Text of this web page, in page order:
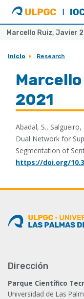
ULPGC
Ir
al
Marcello Ruiz, Javier
Inicio Research
2021
Abadal, S.,
Dual Network for
Segmentation of
https://doi.org/
Dirección
Parque Científico
Universidad de Las